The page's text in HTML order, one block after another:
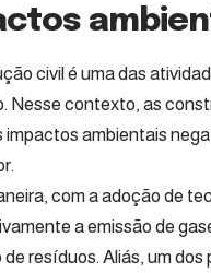
civil é uma das
Nesse contexto, as
impactos ambientais
com a adoção de
a emissão de
resíduos. Aliás, um